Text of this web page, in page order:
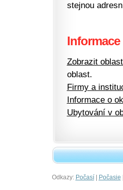
stejnou
Informace
Zobrazit
oblast.
Firmy a
Informace o
Ubytování v
Odkazy: Počasí| Počasie